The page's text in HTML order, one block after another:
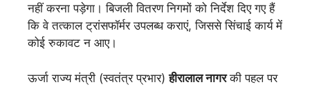
नहीं करना पड़ेगा। बिजली वितरण निगमों को निर्देश दिए गए हैं
कि वे तत्काल ट्रांसफॉर्मर उपलब्ध कराएं, जिससे सिंचाई कार्य में
कोई रुकावट न आए।
ऊर्जा राज्य मंत्री (स्वतंत्र प्रभार)हीरालाल नागरकी पहल पर